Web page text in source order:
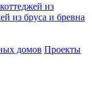
из
из бруса и бревна
домов Проекты